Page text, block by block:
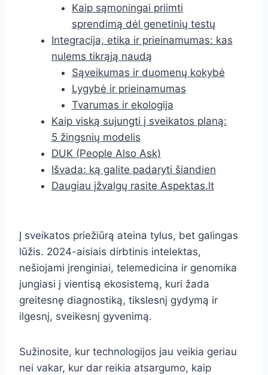
Kaip sąmoningai priimti
sprendimą dėl genetinių testų
Integracija, etika ir prieinamumas: kas
nulems tikrąją naudą
Sąveikumas ir duomenų kokybė
Lygybė ir prieinamumas
Tvarumas ir ekologija
Kaip viską sujungti į sveikatos planą:
5 žingsnių modelis
DUK (People Also Ask)
Išvada: ką galite padaryti šiandien
Daugiau įžvalgų rasite Aspektas.lt
Į sveikatos priežiūrą ateina tylus, bet galingas
lūžis. 2024-aisiais dirbtinis intelektas,
nešiojami įrenginiai, telemedicina ir genomika
jungiasi į vientisą ekosistemą, kuri žada
greitesnę diagnostiką, tikslesnį gydymą ir
ilgesnį, sveikesnį gyvenimą.
Sužinosite, kur technologijos jau veikia geriau
nei vakar, kur dar reikia atsargumo, kaip